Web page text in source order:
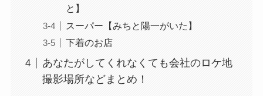
と】
スーパー【みちと陽一がいた】
下着のお店
あなたがしてくれなくても会社のロケ地
撮影場所などまとめ！